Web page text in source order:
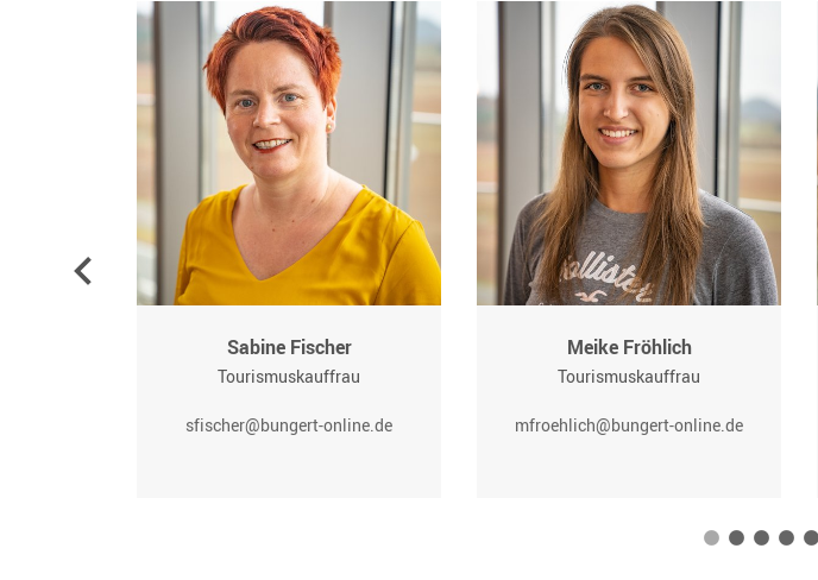
Sabine Fischer
Tourismuskauffrau
sfischer@bungert-online.de
Meike Fröhlich
Tourismuskauffrau
mfroehlich@bungert-online.de
1 2 3 4 5